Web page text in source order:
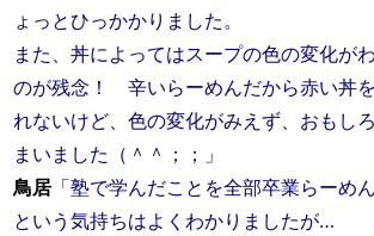
ょっとひっかかりました。
また、丼によってはスープの色の変化が
のが残念！ 辛いらーめんだから赤い丼
れないけど、色の変化がみえず、おもし
まいました（＾＾；；」
鳥居 「塾で学んだことを全部卒業らーめ
という気持ちはよくわかりましたが…